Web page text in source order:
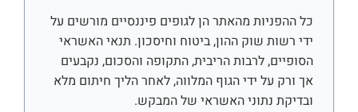
כל ההפניות מהאתר הן לגופים פיננסיים מורשים על
ידי רשות שוק ההון, ביטוח וחיסכון. תנאי האשראי
הסופיים, לרבות הריבית, התקופה והסכום, נקבעים
אך ורק על ידי הגוף המלווה, לאחר הליך חיתום מלא
ובדיקת נתוני האשראי של המבקש.